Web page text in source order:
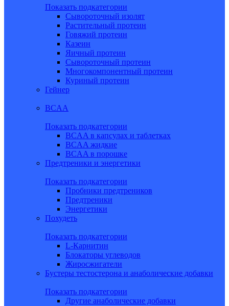
Показать подкатегории
Сывороточный изолят
Растительный протеин
Говяжий протеин
Казеин
Яичный протеин
Сывороточный протеин
Многокомпонентный протеин
Куриный протеин
Гейнер
BCAA
Показать подкатегории
BCAA в капсулах и таблетках
BCAA жидкие
BCAA в порошке
Предтреники и энергетики
Показать подкатегории
Пробники предтреников
Предтреники
Энергетики
Похудеть
Показать подкатегории
L-Карнитин
Блокаторы углеводов
Жиросжигатели
Бустеры тестостерона и анаболические добавки
Показать подкатегории
Другие анаболические добавки